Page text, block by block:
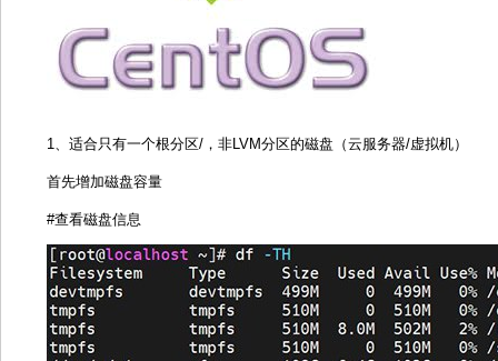
1、适合只有一个根分区/，非LVM分区的磁盘（云服务器/虚拟机）
首先增加磁盘容量
#查看磁盘信息